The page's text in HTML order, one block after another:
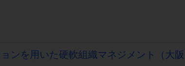
ンを用いた硬軟組織マネジメント（大